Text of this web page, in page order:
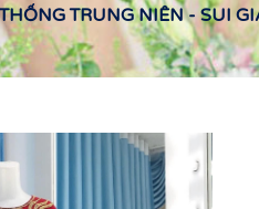
TRUNG NIÊN - SUI